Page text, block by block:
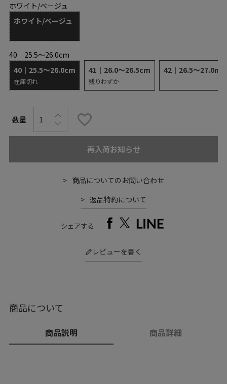
40｜25.5～26.0cm
40｜25.5～26.0cm
在庫切れ
41｜26.0～26.5cm
残りわずか
42｜26.5～27.0m
ホワイト/ベージュ
ホワイト/ベージュ
再入荷お知らせ
商品についてのお問い合わせ
返品特約について
シェアする
レビューを書く
商品について
商品説明 商品詳細